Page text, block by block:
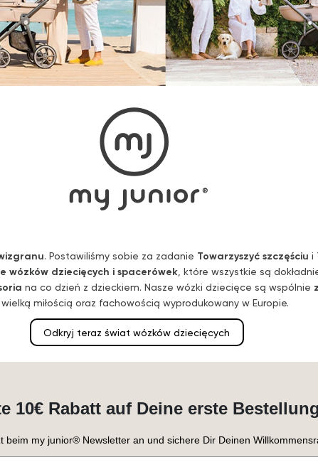
. Postawiliśmy sobie za zadanie Towarzyszyć szczęściu i
wózków dziecięcych i spacerówek , które wszystkie są
na co dzień z dzieckiem. Nasze wózki dziecięce są wspólnie
miłością oraz fachowością wyprodukowany w Europie.
Odkryj teraz świat wózków dziecięcych
10€ Rabatt auf Deine erste Bestellung
beim my junior® Newsletter an und sichere Dir Deinen